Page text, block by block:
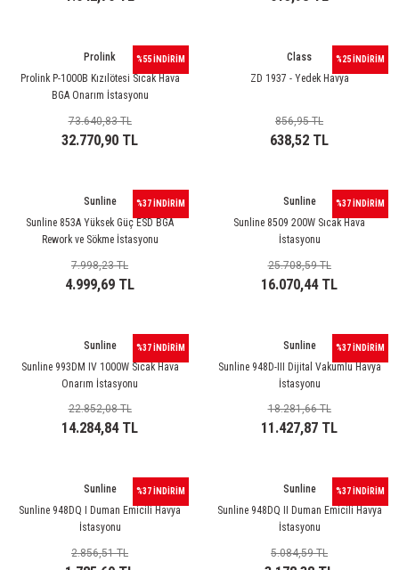
%55 İNDİRİM
Prolink
Prolink P-1000B Kızılötesi Sıcak Hava
BGA Onarım İstasyonu
73.640,83 TL
32.770,90 TL
%25 İNDİRİM
Class
ZD 1937 - Yedek Havya
856,95 TL
638,52 TL
%37 İNDİRİM
Sunline
Sunline 853A Yüksek Güç ESD BGA
Rework ve Sökme İstasyonu
7.998,23 TL
4.999,69 TL
%37 İNDİRİM
Sunline
Sunline 8509 200W Sıcak Hava
İstasyonu
25.708,59 TL
16.070,44 TL
%37 İNDİRİM
Sunline
Sunline 993DM IV 1000W Sıcak Hava
Onarım İstasyonu
22.852,08 TL
14.284,84 TL
%37 İNDİRİM
Sunline
Sunline 948D-III Dijital Vakumlu Havya
İstasyonu
18.281,66 TL
11.427,87 TL
%37 İNDİRİM
Sunline
Sunline 948DQ I Duman Emicili Havya
İstasyonu
2.856,51 TL
%37 İNDİRİM
Sunline
Sunline 948DQ II Duman Emicili Havya
İstasyonu
5.084,59 TL